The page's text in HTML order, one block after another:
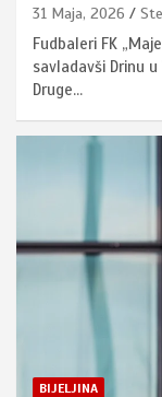
31 Maja, 2026
Fudbaleri FK
savladavši Drinu
Druge…
BIJELJINA